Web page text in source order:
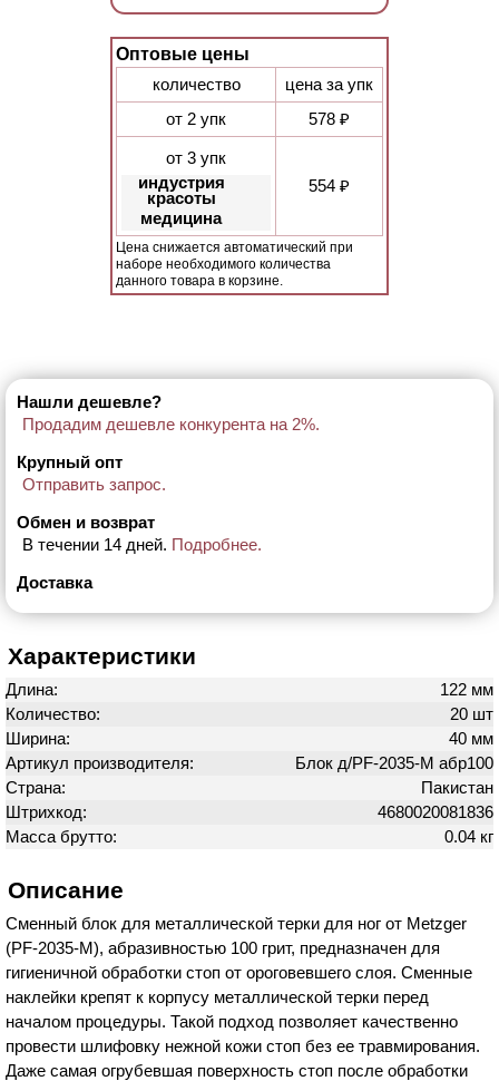
Оптовые цены
количество
цена за упк
от 2 упк
578 ₽
от 3 упк
индустрия
красоты
медицина
554 ₽
Цена снижается автоматический при
наборе необходимого количества
данного товара в корзине.
Нашли дешевле?
Продадим дешевле конкурента на 2%.
Крупный опт
Отправить запрос.
Обмен и возврат
В течении 14 дней. Подробнее.
Доставка
Характеристики
Длина:
122 мм
Количество:
20 шт
Ширина:
40 мм
Артикул производителя:
Блок д/PF-2035-M абр100
Страна:
Пакистан
Штрихкод:
4680020081836
Масса брутто:
0.04 кг
Описание
Сменный блок для металлической терки для ног от Metzger
(PF-2035-M), абразивностью 100 грит, предназначен для
гигиеничной обработки стоп от ороговевшего слоя. Сменные
наклейки крепят к корпусу металлической терки перед
началом процедуры. Такой подход позволяет качественно
провести шлифовку нежной кожи стоп без ее травмирования.
Даже самая огрубевшая поверхность стоп после обработки